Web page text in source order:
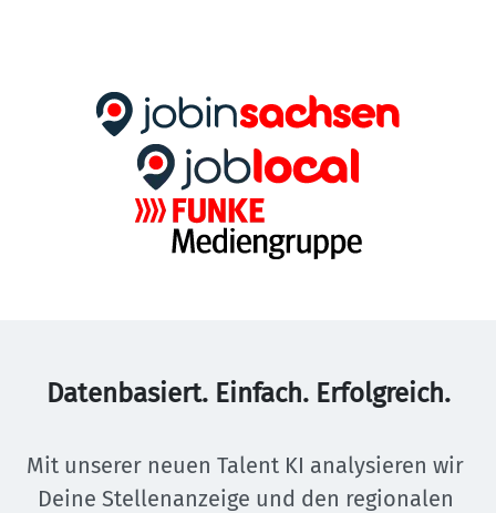
Datenbasiert. Einfach. Erfolgreich.
Mit unserer neuen Talent KI analysieren wir
Deine Stellenanzeige und den regionalen